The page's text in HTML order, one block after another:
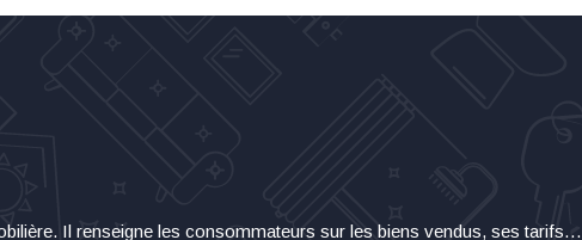
Il renseigne les consommateurs sur les biens vendus, ses